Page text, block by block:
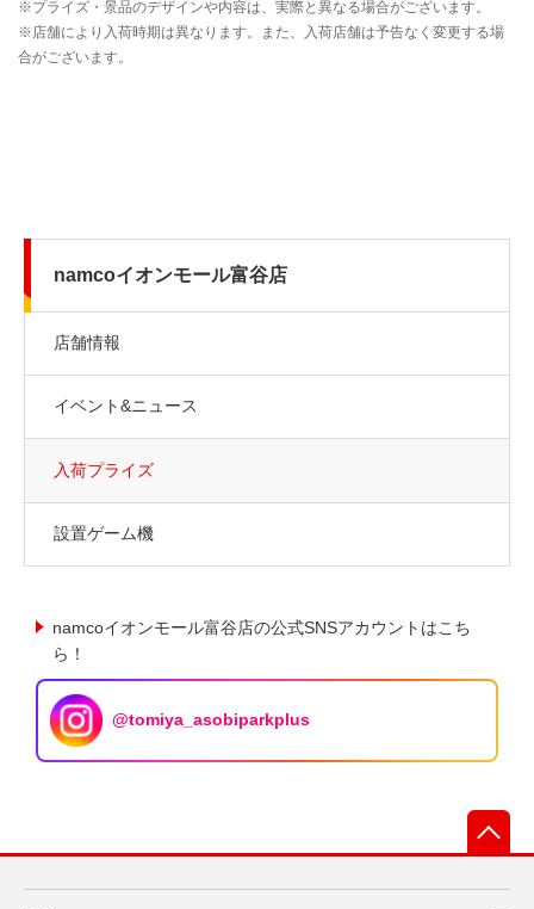
namcoイオンモール富谷店
店舗情報
イベント&ニュース
入荷プライズ
設置ゲーム機
namcoイオンモール富谷店の公式SNSアカウントはこち
ら！
@tomiya_asobiparkplus